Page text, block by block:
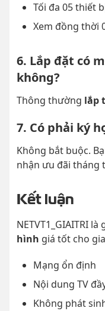
Tối đa 05 thiết
Xem đồng thời
6. Lắp đặt có
không?
Thông thường lắp
7. Có phải ký
Không bắt buộc.
nhận ưu đãi tháng
Kết luận
NETVT1_GIAITRI
hình giá tốt cho
Mạng ổn định
Nội dung TV
Không phát